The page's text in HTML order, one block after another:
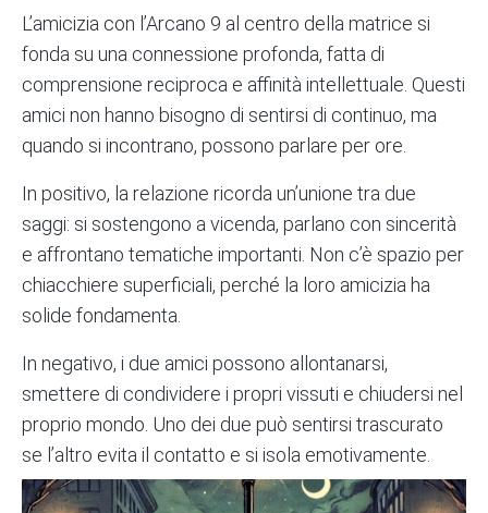
L’amicizia con l’Arcano 9 al centro della matrice si
fonda su una connessione profonda, fatta di
comprensione reciproca e affinità intellettuale. Questi
amici non hanno bisogno di sentirsi di continuo, ma
quando si incontrano, possono parlare per ore.
In positivo, la relazione ricorda un’unione tra due
saggi: si sostengono a vicenda, parlano con sincerità
e affrontano tematiche importanti. Non c’è spazio per
chiacchiere superficiali, perché la loro amicizia ha
solide fondamenta.
In negativo, i due amici possono allontanarsi,
smettere di condividere i propri vissuti e chiudersi nel
proprio mondo. Uno dei due può sentirsi trascurato
se l’altro evita il contatto e si isola emotivamente.